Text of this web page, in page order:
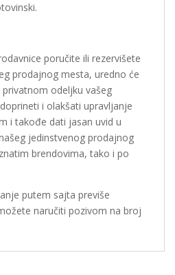
poručite ili rezervišete
prodajnog mesta, uredno će
odeljku vašeg
i olakšati upravljanje
i takođe dati jasan uvid u
jedinstvenog prodajnog
brendovima, tako i po
putem sajta previše
naručiti pozivom na broj